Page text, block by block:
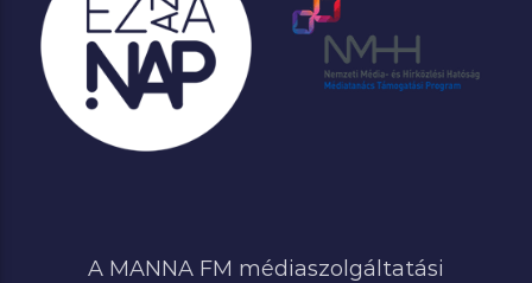
A MANNA FM médiaszolgáltatási